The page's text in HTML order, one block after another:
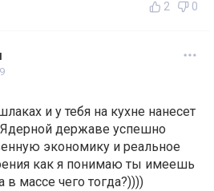
2 0
и у тебя на кухне нанесет
державе успешно
экономику и реальное
как я понимаю ты имеешь
массе чего тогда?))))